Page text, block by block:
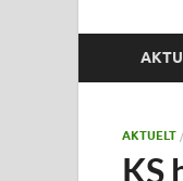
AKTUELT /
KS